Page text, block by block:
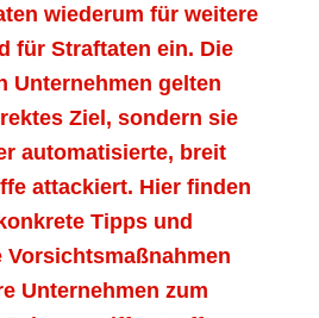
wiederum für weitere
für Straftaten ein. Die
Unternehmen gelten
Ziel, sondern sie
automatisierte, breit
attackiert. Hier finden
Tipps und
Vorsichtsmaßnahmen
Unternehmen zum